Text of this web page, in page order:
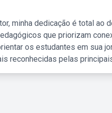
minha dedicação é total ao
que priorizam
os estudantes em sua
reconhecidas pelas